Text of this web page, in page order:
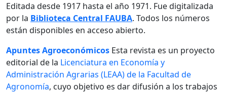
Editada desde 1917 hasta el año 1971. Fue digitalizada
por la Biblioteca Central FAUBA. Todos los números
están disponibles en acceso abierto.
Apuntes Agroeconómicos Esta revista es un proyecto
editorial de la Licenciatura en Economía y
Administración Agrarias (LEAA) de la Facultad de
Agronomía, cuyo objetivo es dar difusión a los trabajos